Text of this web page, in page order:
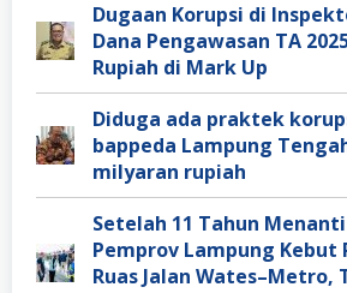
Dugaan Korupsi di
Dana Pengawasan TA
Rupiah di Mark Up
Diduga ada praktek
bappeda Lampung
milyaran rupiah
Setelah 11 Tahun
Pemprov Lampung Kebut
Ruas Jalan Wates–Metro,